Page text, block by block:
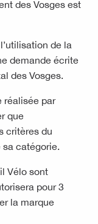
des Vosges est
de la
demande écrite
des Vosges.
réalisée par
que
critères du
catégorie.
Vélo sont
pour 3
la marque